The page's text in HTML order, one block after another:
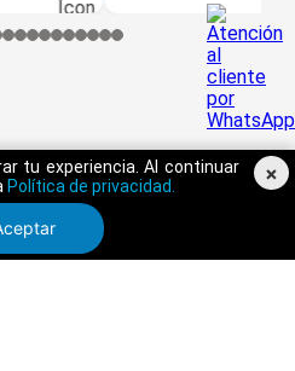
tu experiencia. Al continuar
Política de privacidad.
×